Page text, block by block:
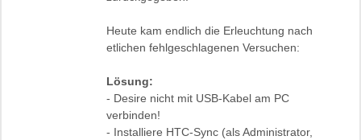
Heute kam endlich die Erleuchtung nach
etlichen fehlgeschlagenen Versuchen:
Lösung:
- Desire nicht mit USB-Kabel am PC
verbinden!
- Installiere HTC-Sync (als Administrator,